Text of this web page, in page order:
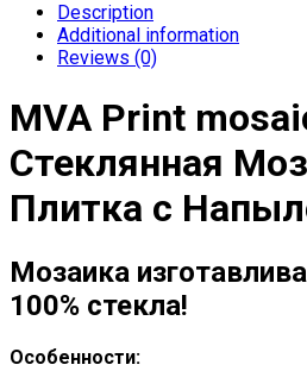
Description
Additional information
Reviews (0)
MVA Print
Стеклянная
Плитка с
Мозаика
100% стекла!
Особенности: